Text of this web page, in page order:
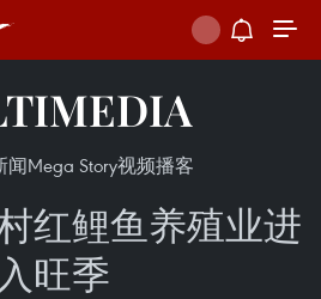
闻Mega Story视频播客
红鲤鱼养殖业进
入旺季